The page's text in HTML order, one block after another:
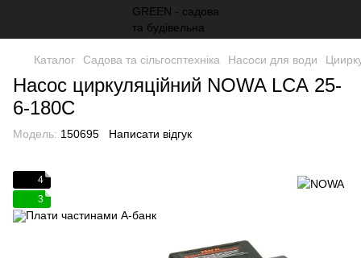
Каталог Садова та сільгосптехніка Насоси для води
Насос циркуляційний NOWA LCА 25-
6-180C
Модель: 150695 Написати відгук
4
3